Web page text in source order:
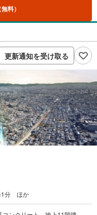
無料）
更新通知を受け取る
1分 ほか